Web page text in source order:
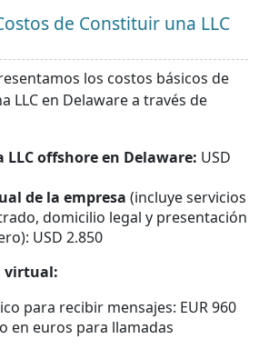
de Constituir una LLC
los costos básicos de
LLC en Delaware a través de
LLC offshore en Delaware: USD
de la empresa (incluye servicios
domicilio legal y presentación
USD 2.850
virtual:
para recibir mensajes: EUR 960
en euros para llamadas